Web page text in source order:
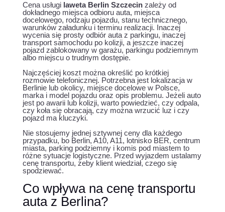
Cena usługi laweta Berlin Szczecinzależy od
dokładnego miejsca odbioru auta, miejsca
docelowego, rodzaju pojazdu, stanu technicznego,
warunków załadunku i terminu realizacji. Inaczej
wycenia się prosty odbiór auta z parkingu, inaczej
transport samochodu po kolizji, a jeszcze inaczej
pojazd zablokowany w garażu, parkingu podziemnym
albo miejscu o trudnym dostępie.
Najczęściej koszt można określić po krótkiej
rozmowie telefonicznej. Potrzebna jest lokalizacja w
Berlinie lub okolicy, miejsce docelowe w Polsce,
marka i model pojazdu oraz opis problemu. Jeżeli auto
jest po awarii lub kolizji, warto powiedzieć, czy odpala,
czy koła się obracają, czy można wrzucić luz i czy
pojazd ma kluczyki.
Nie stosujemy jednej sztywnej ceny dla każdego
przypadku, bo Berlin, A10, A11, lotnisko BER, centrum
miasta, parking podziemny i komis pod miastem to
różne sytuacje logistyczne. Przed wyjazdem ustalamy
cenę transportu, żeby klient wiedział, czego się
spodziewać.
Co wpływa na cenę transportu
auta z Berlina?